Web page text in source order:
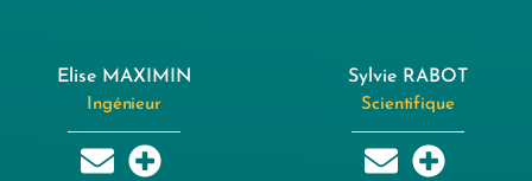
Elise MAXIMIN
Ingénieur
Sylvie RABOT
Scientifique